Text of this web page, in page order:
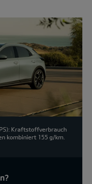
PS): Kraftstoffverbrauch
kombiniert 155 g/km.